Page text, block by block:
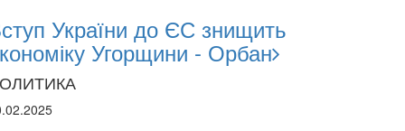
України до ЄС знищить
Угорщини - Орбан